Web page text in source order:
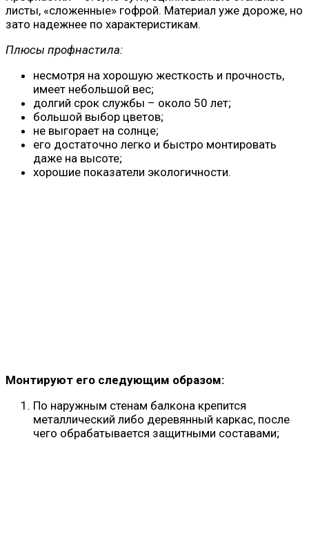
листы, «сложенные» гофрой. Материал уже дороже, но
зато надежнее по характеристикам.
Плюсы профнастила:
несмотря на хорошую жесткость и прочность,
имеет небольшой вес;
долгий срок службы – около 50 лет;
большой выбор цветов;
не выгорает на солнце;
его достаточно легко и быстро монтировать
даже на высоте;
хорошие показатели экологичности.
Монтируют его следующим образом:
По наружным стенам балкона крепится
металлический либо деревянный каркас, после
чего обрабатывается защитными составами;